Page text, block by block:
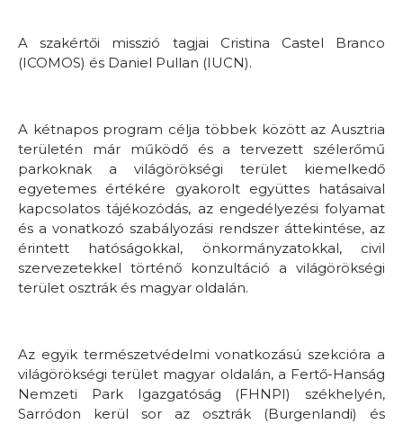
A szakértői misszió tagjai Cristina Castel Branco
(ICOMOS) és Daniel Pullan (IUCN).
A kétnapos program célja többek között az Ausztria
területén már működő és a tervezett szélerőmű
parkoknak a világörökségi terület kiemelkedő
egyetemes értékére gyakorolt együttes hatásaival
kapcsolatos tájékozódás, az engedélyezési folyamat
és a vonatkozó szabályozási rendszer áttekintése, az
érintett hatóságokkal, önkormányzatokkal, civil
szervezetekkel történő konzultáció a világörökségi
terület osztrák és magyar oldalán.
Az egyik természetvédelmi vonatkozású szekcióra a
világörökségi terület magyar oldalán, a Fertő-Hanság
Nemzeti Park Igazgatóság (FHNPI) székhelyén,
Sarródon kerül sor az osztrák (Burgenlandi) és